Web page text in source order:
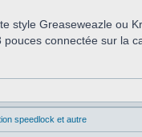
style Greaseweazle ou
connectée sur la
speedlock et autre